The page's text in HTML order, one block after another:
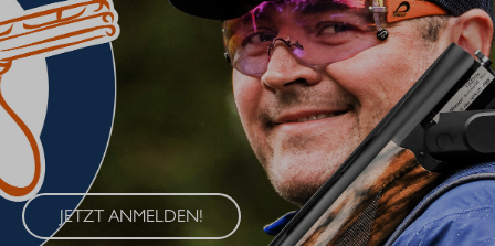
Erleben Sie den Blaser Cup 2026 – eine exklusive Serie von
Wettkämpfen im Wurfscheibenschießen, die an vier
renommierten Standorten in Deutschland ausgetragen wird. Der
Blaser Cup bietet Schützen aller Klassen die Möglichkeit, ihre
Fähigkeiten im sportlichen Wettkampf unter Beweis zu stellen.
JETZT ANMELDEN!